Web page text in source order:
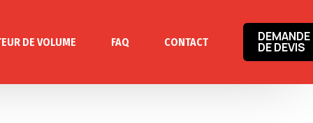
DE VOLUME FAQ CONTACT DEMANDE
DE DEVIS